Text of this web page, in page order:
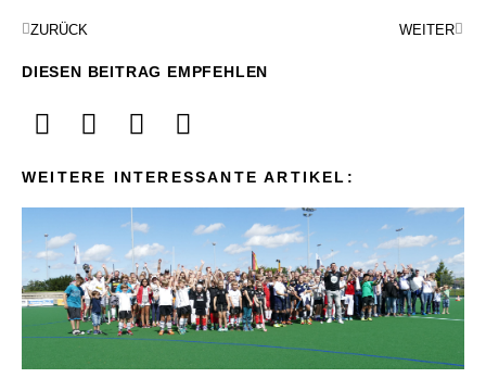
ZURÜCK WEITER
DIESEN BEITRAG EMPFEHLEN
WEITERE INTERESSANTE ARTIKEL: